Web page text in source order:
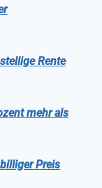
Rente
mehr als
Preis